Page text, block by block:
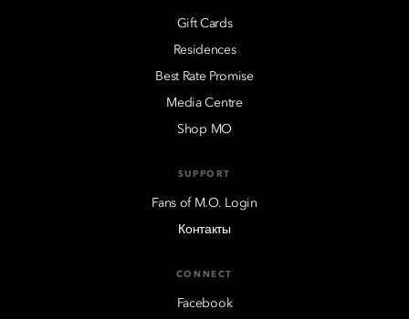
Gift Cards
Residences
Best Rate Promise
Media Centre
Shop MO
SUPPORT
Fans of M.O. Login
Контакты
CONNECT
Facebook